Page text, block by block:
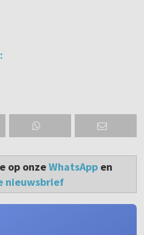
op onzeWhatsAppen
nieuwsbrief